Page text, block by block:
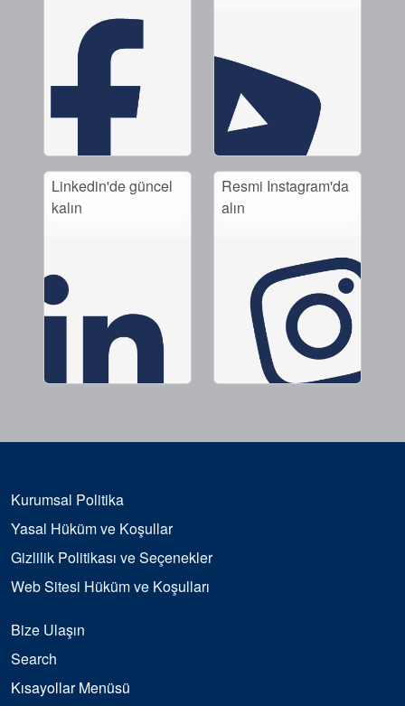
Linkedin'de güncel
kalın
Resmi Instagram'da
alın
Kurumsal Politika
Yasal Hüküm ve Koşullar
Gizlilik Politikası ve Seçenekler
Web Sitesi Hüküm ve Koşulları
Bize Ulaşın
Search
Kısayollar Menüsü